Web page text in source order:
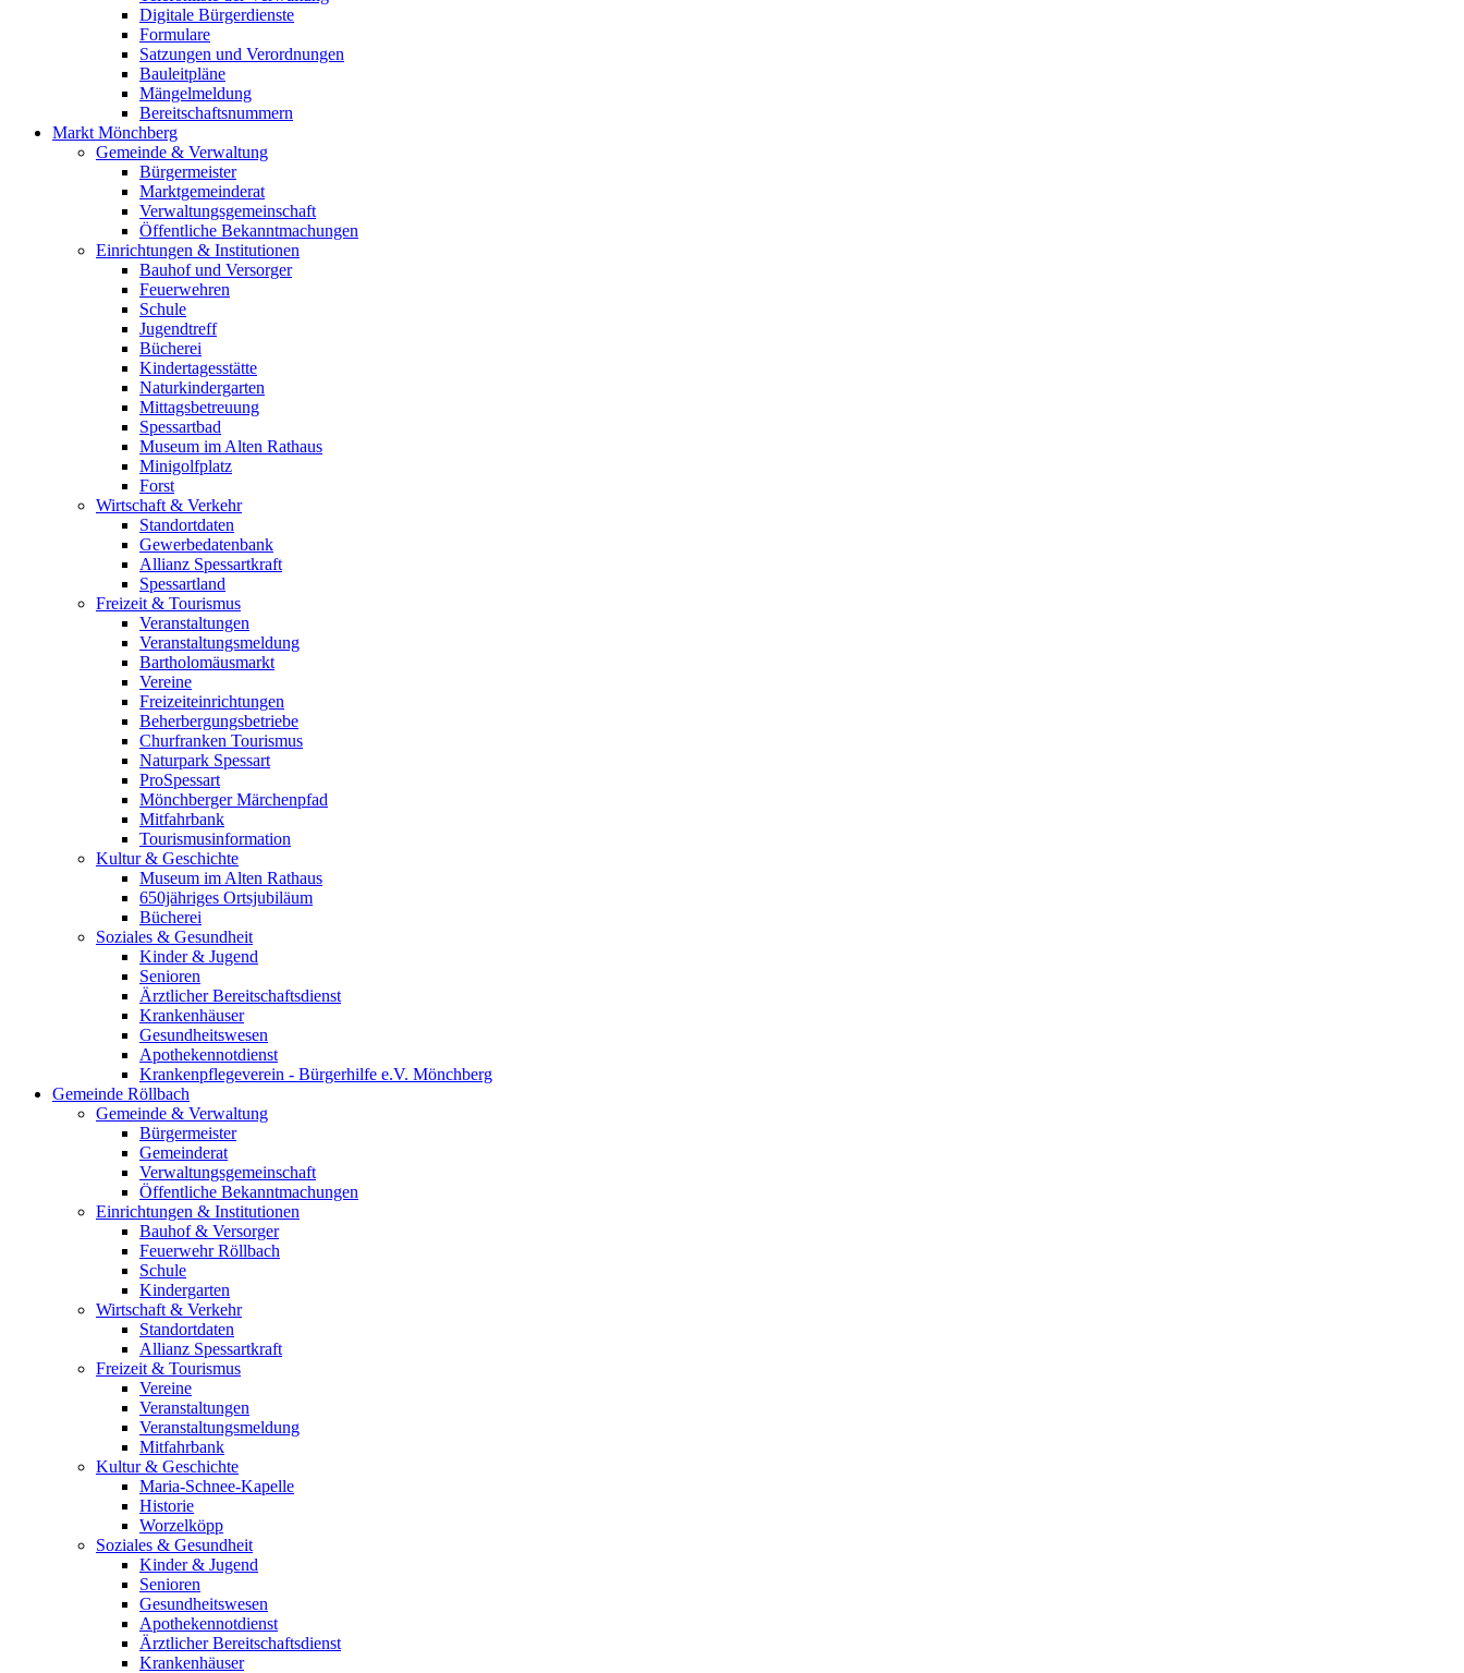
Digitale Bürgerdienste
Formulare
Satzungen und Verordnungen
Bauleitpläne
Mängelmeldung
Bereitschaftsnummern
Markt Mönchberg
Gemeinde & Verwaltung
Bürgermeister
Marktgemeinderat
Verwaltungsgemeinschaft
Öffentliche Bekanntmachungen
Einrichtungen & Institutionen
Bauhof und Versorger
Feuerwehren
Schule
Jugendtreff
Bücherei
Kindertagesstätte
Naturkindergarten
Mittagsbetreuung
Spessartbad
Museum im Alten Rathaus
Minigolfplatz
Forst
Wirtschaft & Verkehr
Standortdaten
Gewerbedatenbank
Allianz Spessartkraft
Spessartland
Freizeit & Tourismus
Veranstaltungen
Veranstaltungsmeldung
Bartholomäusmarkt
Vereine
Freizeiteinrichtungen
Beherbergungsbetriebe
Churfranken Tourismus
Naturpark Spessart
ProSpessart
Mönchberger Märchenpfad
Mitfahrbank
Tourismusinformation
Kultur & Geschichte
Museum im Alten Rathaus
650jähriges Ortsjubiläum
Bücherei
Soziales & Gesundheit
Kinder & Jugend
Senioren
Ärztlicher Bereitschaftsdienst
Krankenhäuser
Gesundheitswesen
Apothekennotdienst
Krankenpflegeverein - Bürgerhilfe e.V. Mönchberg
Gemeinde Röllbach
Gemeinde & Verwaltung
Bürgermeister
Gemeinderat
Verwaltungsgemeinschaft
Öffentliche Bekanntmachungen
Einrichtungen & Institutionen
Bauhof & Versorger
Feuerwehr Röllbach
Schule
Kindergarten
Wirtschaft & Verkehr
Standortdaten
Allianz Spessartkraft
Freizeit & Tourismus
Vereine
Veranstaltungen
Veranstaltungsmeldung
Mitfahrbank
Kultur & Geschichte
Maria-Schnee-Kapelle
Historie
Worzelköpp
Soziales & Gesundheit
Kinder & Jugend
Senioren
Gesundheitswesen
Apothekennotdienst
Ärztlicher Bereitschaftsdienst
Krankenhäuser